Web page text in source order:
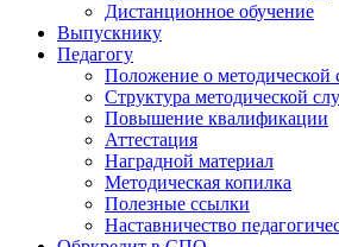
Дистанционное обучение
Выпускнику
Педагогу
Положение о методической
Структура методической
Повышение квалификации
Аттестация
Наградной материал
Методическая копилка
Полезные ссылки
Наставничество